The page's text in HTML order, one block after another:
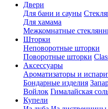
Двери
Для бани и сауны
Для хамама
Межкомнатные
Шторки
Неповоротные шторки
Поворотные шторки
Аксессуары
Ароматизаторы и
Бондарные изделия
Войлок Гималайская
Купели